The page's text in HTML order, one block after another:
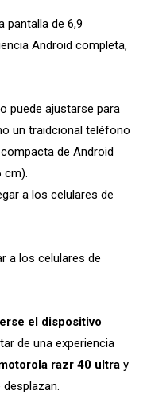
pantalla de 6,9
Android completa,
puede ajustarse para
un traidcional teléfono
de Android
cm).
a los celulares de
el dispositivo
de una experiencia
razr 40 ultra y